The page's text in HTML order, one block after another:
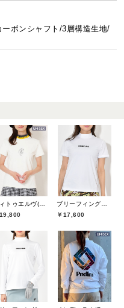
ボンシャフト/3層構造生地/
￥17,600